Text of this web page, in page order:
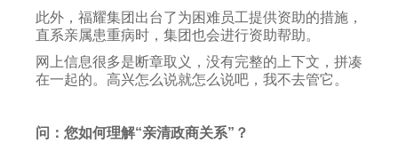
此外，福耀集团出台了为困难员工提供资助的措施，
直系亲属患重病时，集团也会进行资助帮助。
网上信息很多是断章取义，没有完整的上下文，拼凑
在一起的。高兴怎么说就怎么说吧，我不去管它。
问：您如何理解“亲清政商关系”？